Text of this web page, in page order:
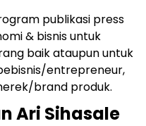
publikasi press
& bisnis untuk
baik ataupun untuk
entrepreneur,
brand produk.
Ari Sihasale